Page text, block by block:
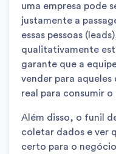
uma empresa pode
justamente a
essas pessoas
qualitativamente
garante que a
vender para
real para consumir
Além disso, o funil
coletar dados e ver
certo para o